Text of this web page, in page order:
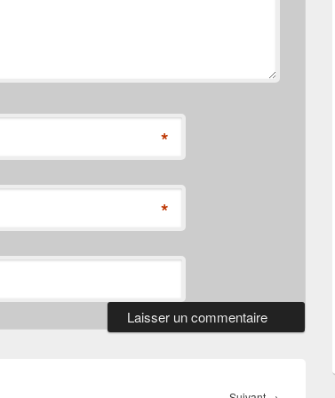
*
*